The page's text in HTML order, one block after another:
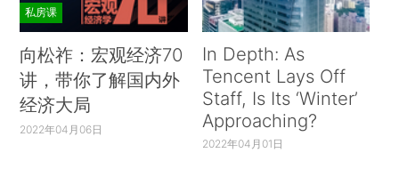
私房课
向松祚：宏观经济70
讲，带你了解国内外
经济大局
2022年04月06日
In Depth: As
Tencent Lays Off
Staff, Is Its ‘Winter’
Approaching?
2022年04月01日